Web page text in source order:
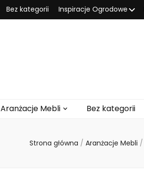
Bez kategorii Inspiracje Ogrodowe
Aranżacje Mebli Bez kategorii
Strona główna / Aranżacje Mebli /